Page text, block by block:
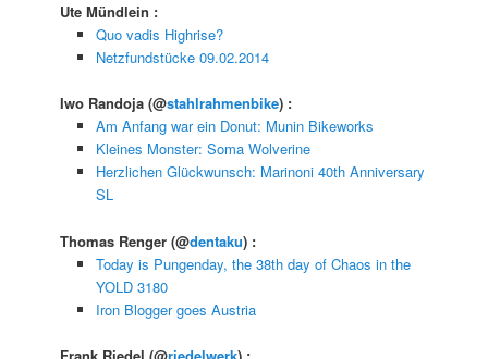
Ute Mündlein :
Quo vadis Highrise?
Netzfundstücke 09.02.2014
Iwo Randoja(@stahlrahmenbike) :
Am Anfang war ein Donut: Munin Bikeworks
Kleines Monster: Soma Wolverine
Herzlichen Glückwunsch: Marinoni 40th Anniversary
SL
Thomas Renger(@dentaku) :
Today is Pungenday, the 38th day of Chaos in the
YOLD 3180
Iron Blogger goes Austria
Frank Riedel(@riedelwerk) :